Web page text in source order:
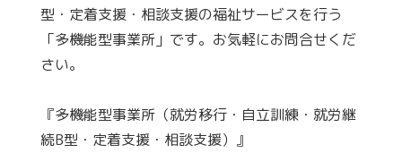
型・定着支援・相談支援の福祉サービスを行う
「多機能型事業所」です。お気軽にお問合せくだ
さい。
『多機能型事業所（就労移行・自立訓練・就労継
続B型・定着支援・相談支援）』